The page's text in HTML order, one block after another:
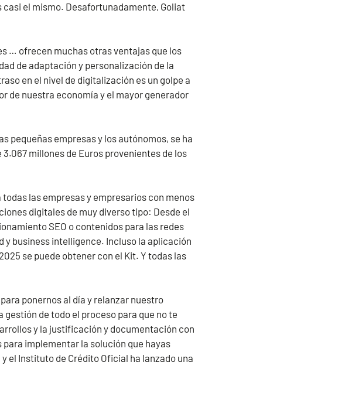
el mismo. Desafortunadamente, Goliat
… ofrecen muchas otras ventajas que los
de adaptación y personalización de la
en el nivel de digitalización es un golpe a
de nuestra economía y el mayor generador
pequeñas empresas y los autónomos, se ha
millones de Euros provenientes de los
las empresas y empresarios con menos
digitales de muy diverso tipo: Desde el
SEO o contenidos para las redes
business intelligence. Incluso la aplicación
se puede obtener con el Kit. Y todas las
ponernos al día y relanzar nuestro
de todo el proceso para que no te
y la justificación y documentación con
implementar la solución que hayas
el Instituto de Crédito Oficial ha lanzado una